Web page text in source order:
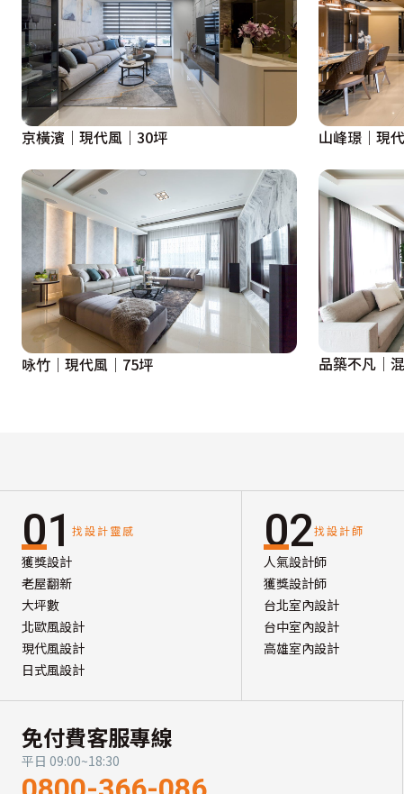
京橫濱｜現代風｜30坪 山峰璟｜現
咏竹｜現代風｜75坪 品築不凡｜
01 找設計靈感
獲獎設計
老屋翻新
大坪數
北歐風設計
現代風設計
日式風設計
02找設計師
人氣設計師
獲獎設計師
台北室內設計
台中室內設計
高雄室內設計
免付費客服專線
平日 09:00~18:30